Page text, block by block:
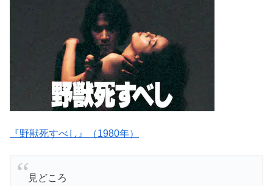
『野獣死すべし』（1980年）
見どころ